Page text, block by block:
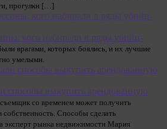
прогулки […]
кого набирали в ряды убийц-
врагами, которых боялись, и их лучшие
умелыми.
способы выкупить арендованную
со временем может получить
Способы сделать
эксперт рынка недвижимости Мария